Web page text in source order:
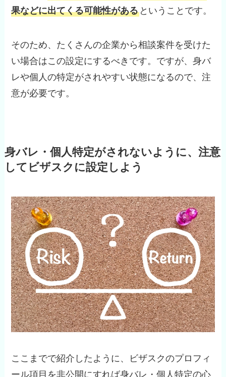
果などに出てくる可能性がある ということです。
そのため、たくさんの企業から相談案件を受けた
い場合はこの設定にするべきです。ですが、身バ
レや個人の特定がされやすい状態になるので、注
意が必要です。
身バレ・個人特定がされないように、注意
してビザスクに設定しよう
ここまでで紹介したように、ビザスクのプロフィ
ール項目を非公開にすれば身バレ・個人特定の心